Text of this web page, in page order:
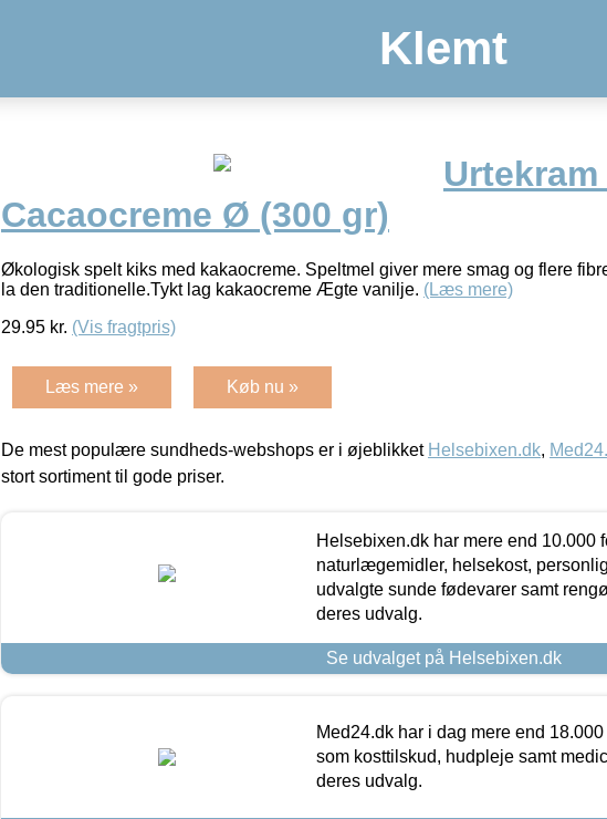
Klemt
Cacaocreme Ø (300 gr)
Økologisk spelt kiks med kakaocreme. Speltmel giver mere smag og flere
la den traditionelle.Tykt lag kakaocreme Ægte vanilje. (Læs mere)
29.95 kr. (Vis fragtpris)
Læs mere » Køb nu »
De mest populære sundheds-webshops er i øjeblikket Helsebixen.dk,
stort sortiment til gode priser.
Helsebixen.dk har mere end 10.000
naturlægemidler, helsekost,
udvalgte sunde fødevarer samt
deres udvalg.
Se udvalget på Helsebixen.dk
Med24.dk har i dag mere end
som kosttilskud, hudpleje samt
deres udvalg.